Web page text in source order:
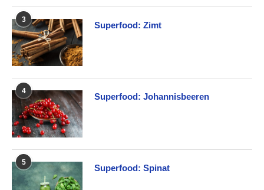
3
Superfood: Zimt
4
Superfood: Johannisbeeren
5
Superfood: Spinat